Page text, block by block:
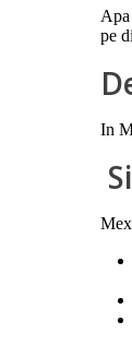
Apa
pe
In